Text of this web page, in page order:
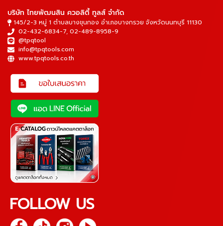
บริษัท ไทยพัฒนสิน ควอลิตี้ ทูลส์ จำกัด
145/2-3 หมู่ 1 ตำบลบางขุนกอง อำเภอบางกรวย จังหวัดนนทบุรี 11130
02-432-6834-7, 02-489-8958-9
@tpqtool
info@tpqtools.com
www.tpqtools.co.th
FOLLOW US